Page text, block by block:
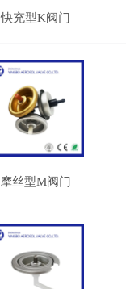
快充型K阀门
摩丝型M阀门